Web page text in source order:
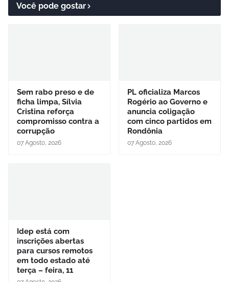
Você pode gostar
Sem rabo preso e de
ficha limpa, Sílvia
Cristina reforça
compromisso contra a
corrupção
07 Agosto, 2026
PL oficializa Marcos
Rogério ao Governo e
anuncia coligação
com cinco partidos em
Rondônia
07 Agosto, 2026
Idep está com
inscrições abertas
para cursos remotos
em todo estado até
terça – feira, 11